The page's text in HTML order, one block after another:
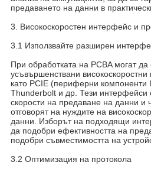
предаването на данни в
3. Високоскоростен интерфейс и
3.1 Използвайте разширен
При обработката на PCBA могат да
усъвършенствани
като PCIE (периферни компоненти
Thunderbolt и др. Тези интерфейси
скорости на предаване на данни и
отговорят на нуждите на
данни. Изборът на подходящи
да подобри ефективността на
подобри съвместимостта на
3.2 Оптимизация на протокола